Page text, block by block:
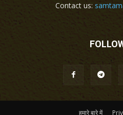
Contact us:
हमारे बारे में